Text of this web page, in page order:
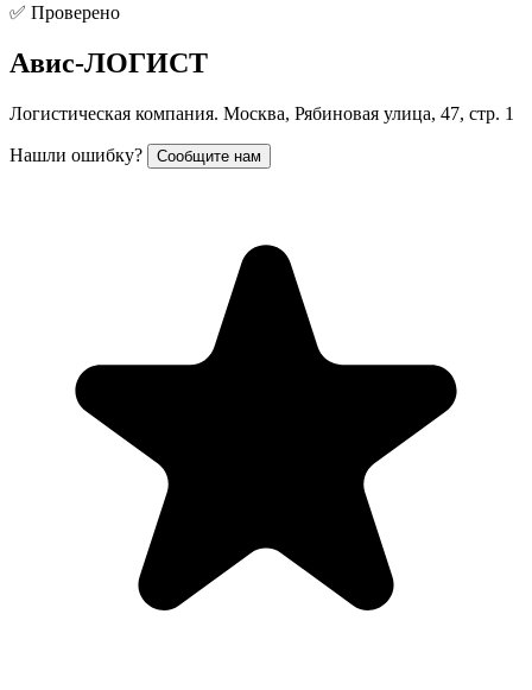
✅ Проверено
Авис-ЛОГИСТ
Логистическая компания. Москва, Рябиновая улица, 47, стр. 1
Нашли ошибку? Сообщите нам